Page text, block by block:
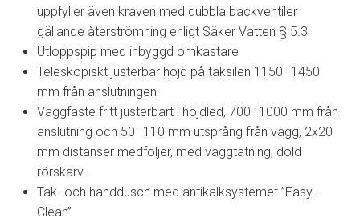
uppfyller även kraven med dubbla backventiler
gällande återströmning enligt Säker Vatten § 5.3
Utloppspip med inbyggd omkastare
Teleskopiskt justerbar höjd på taksilen 1150–1450
mm från anslutningen
Väggfäste fritt justerbart i höjdled, 700–1000 mm från
anslutning och 50–110 mm utsprång från vägg, 2x20
mm distanser medföljer, med väggtätning, dold
rörskarv.
Tak- och handdusch med antikalksystemet ”Easy-
Clean”